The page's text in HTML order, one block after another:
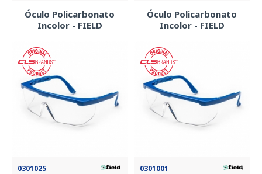
Óculo Policarbonato
Incolor - FIELD
Óculo Policarbonato
Incolor - FIELD
0301025 0301001